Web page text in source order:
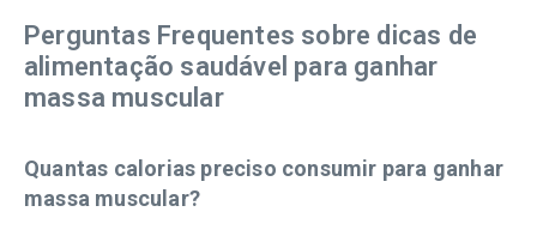
Perguntas Frequentes sobre dicas de
alimentação saudável para ganhar
massa muscular
Quantas calorias preciso consumir para ganhar
massa muscular?